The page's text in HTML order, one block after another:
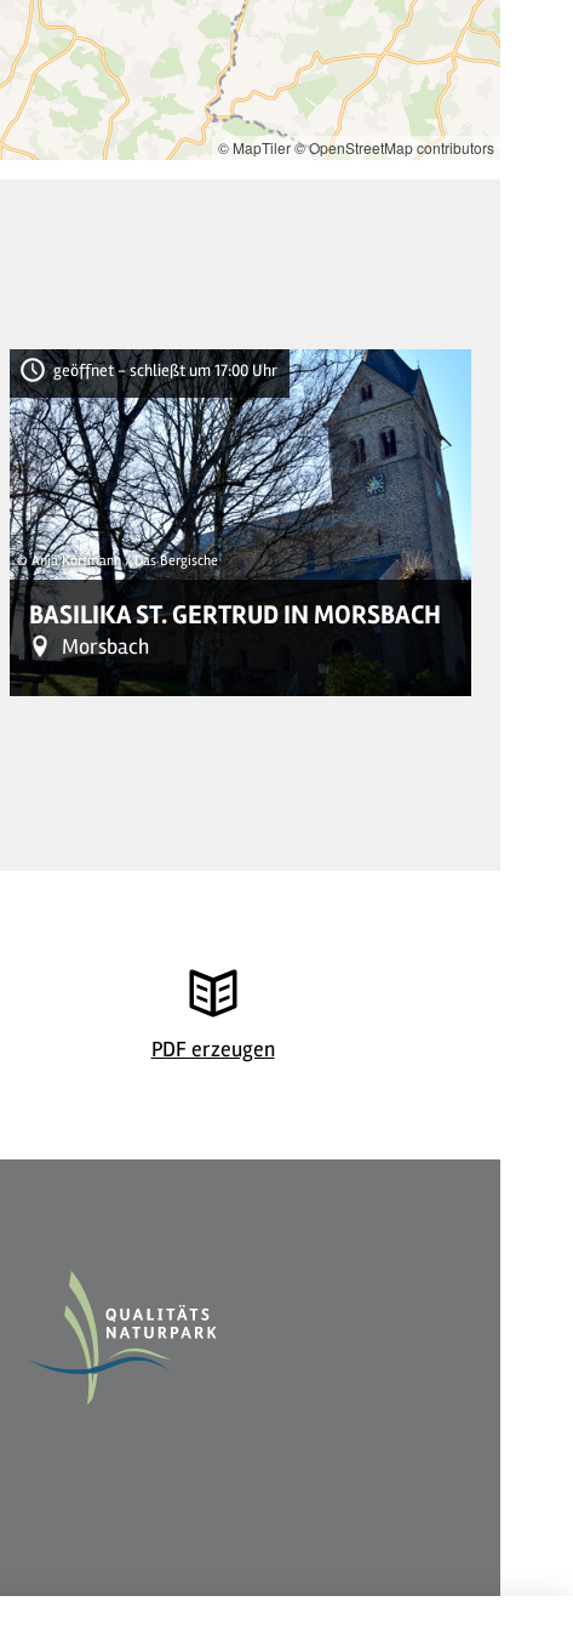
© MapTiler© OpenStreetMap contributors
geöffnet - schließt um 17:00 Uhr
© Anja Kortmann / Das Bergische
BASILIKA ST. GERTRUD IN MORSBACH
Morsbach
PDF erzeugen